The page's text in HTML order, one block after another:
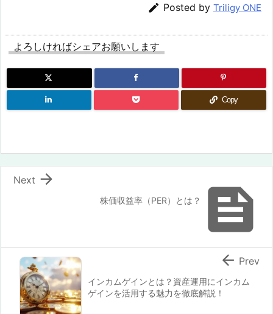
 Posted by Triligy ONE
よろしければシェアお願いします
Copy

株価収益率（PER）とは？

Next
インカムゲインとは？資産運用にインカム
ゲインを活用する魅力を徹底解説！
 Prev